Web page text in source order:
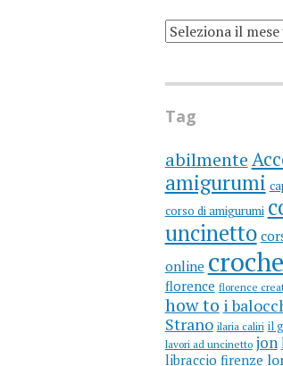
SCRIVO
UN
MOLTI
(ARGH)
Tag
abilmente
amigurumi
corso di amigurumi
uncinetto
online
florence florence
how to i
Strano ilaria caliri il
lavori ad uncinetto jon
libraccio firenze